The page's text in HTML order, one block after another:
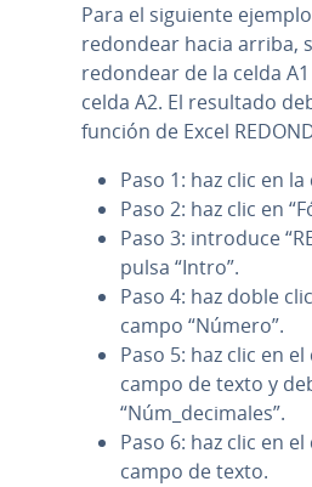
Para el siguiente
redondear hacia arriba,
redondear de la celda
celda A2. El resultado
función de Excel
Paso 1: haz clic en la
Paso 2: haz clic en
Paso 3: introduce
pulsa “Intro”.
Paso 4: haz doble
campo “Número”.
Paso 5: haz clic en
campo de texto y
“Núm_decimales”.
Paso 6: haz clic en
campo de texto.